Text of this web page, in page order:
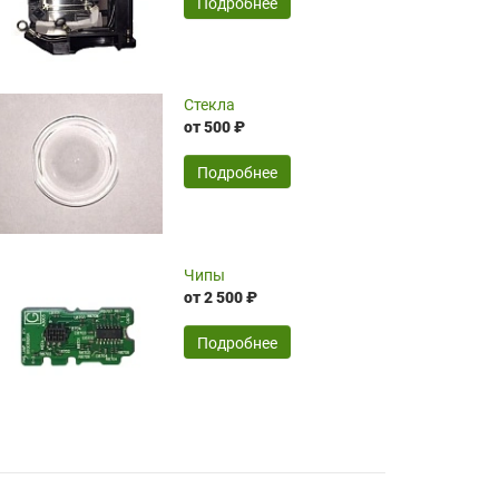
оптимизированной стоимости, чему
чрезмерно благодарны!)))
широкий ассортимент ламп, как оригиналов,
так и аналогов.Быстрое оформление и
передача в доставку, приемлемые цены. Мне
понравилось.
Читать полностью
16.04.2026
Стекла
от 500 ₽
Подробнее
Чипы
от 2 500 ₽
Подробнее